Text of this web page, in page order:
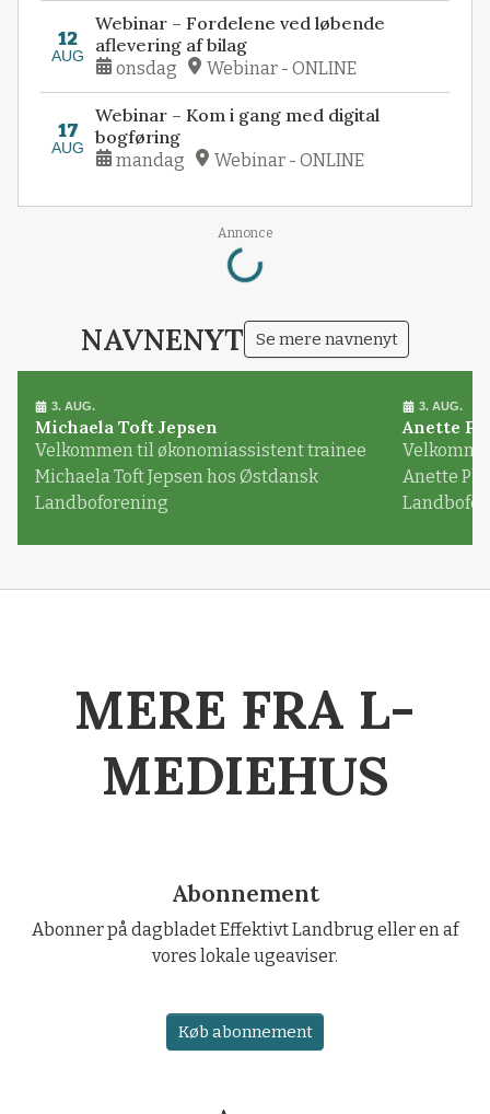
12
AUG
Webinar – Fordelene ved løbende
aflevering af bilag
onsdag Webinar - ONLINE
17
AUG
Webinar – Kom i gang med digital
bogføring
mandag Webinar - ONLINE
Annonce
Loading...
NAVNENYT Se mere navnenyt
3. AUG.
Michaela Toft Jepsen
Velkommen til økonomiassistent trainee
Michaela Toft Jepsen hos Østdansk
Landboforening
3. AUG.
Anette
Anette
MERE FRA L-
MEDIEHUS
Abonnement
Abonner på dagbladet Effektivt Landbrug eller en af
vores lokale ugeaviser.
Køb abonnement